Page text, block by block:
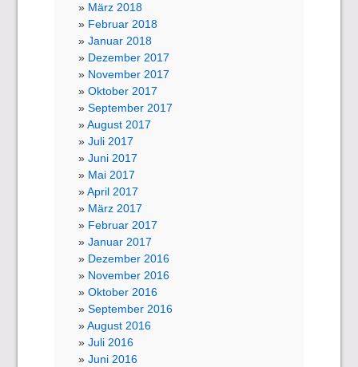
März 2018
Februar 2018
Januar 2018
Dezember 2017
November 2017
Oktober 2017
September 2017
August 2017
Juli 2017
Juni 2017
Mai 2017
April 2017
März 2017
Februar 2017
Januar 2017
Dezember 2016
November 2016
Oktober 2016
September 2016
August 2016
Juli 2016
Juni 2016